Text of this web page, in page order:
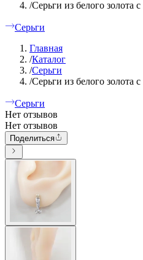
/Серьги из белого золота
Серьги
Главная
/Каталог
/Серьги
/Серьги из белого золота
Серьги
Нет отзывов
Нет отзывов
Поделиться